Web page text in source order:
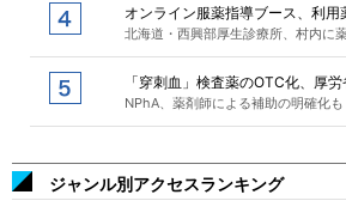
オンライン服薬指導ブース、利用
北海道・西興部厚生診療所、村内に
「穿刺血」検査薬のOTC化、厚
NPhA、薬剤師による補助の明確化も
ジャンル別アクセスランキング